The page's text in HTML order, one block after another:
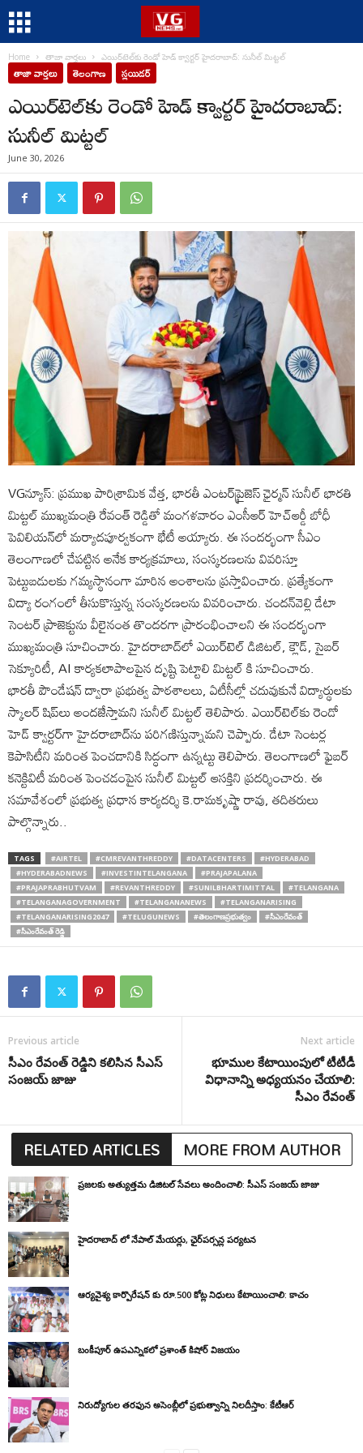
Home తాజా వార్తలు ఎయిర్‌టెల్‌కు రెండో హెడ్ క్వార్టర్‌ హైద‌రాబాద్‌: సునీల్ మిట్టల్
తాజా వార్తలు తెలంగాణ స్లయిడర్
ఎయిర్‌టెల్‌కు రెండో హెడ్ క్వార్టర్‌ హైద‌రాబాద్‌:
సునీల్ మిట్టల్
June 30, 2026
VGన్యూస్: ప్రముఖ పారిశ్రామిక వేత్త, భారతీ ఎంటర్‌ప్రైజెస్ ఛైర్మన్ సునీల్ భారతి
మిట్టల్ ముఖ్యమంత్రి రేవంత్ రెడ్డితో మంగళవారం ఎంసీఆర్ హెచ్‌ఆర్డీ బోధీ
పెవిలియ‌న్‌లో మర్యాదపూర్వకంగా భేటీ అయ్యారు. ఈ సందర్భంగా సీఎం
తెలంగాణలో చేపట్టిన అనేక కార్యక్రమాలు, సంస్కరణలను వివరిస్తూ
పెట్టుబడులకు గమ్యస్థానంగా మారిన అంశాలను ప్రస్తావించారు. ప్రత్యేకంగా
విద్యా రంగంలో తీసుకొస్తున్న సంస్కరణలను వివరించారు. చందన్‌వెల్లి డేటా
సెంటర్ ప్రాజెక్టును వీలైనంత తొందరగా ప్రారంభించాలని ఈ సందర్భంగా
ముఖ్యమంత్రి సూచించారు. హైదరాబాద్‌లో ఎయిర్‌టెల్ డిజిటల్, క్లౌడ్, సైబర్
సెక్యూరిటీ, AI కార్యకలాపాలపైన దృష్టి పెట్టాలి మిట్టల్ కి సూచించారు.
భార‌తీ పౌండేష‌న్ ద్వారా ప్రభుత్వ పాఠ‌శాల‌లు, ఏటీసీల్లో చ‌దువుకునే విద్యార్థుల‌కు
స్కాల‌ర్ షిప్‌లు అందజేస్తామ‌ని సునీల్ మిట్టల్ తెలిపారు. ఎయిర్‌టెల్‌కు రెండో
హెడ్ క్వార్టర్‌గా హైద‌రాబాద్‌ను పరిగణిస్తున్నామని చెప్పారు. డేటా సెంట‌ర్ల
కెపాసిటీని మ‌రింత పెంచ‌డానికి సిద్ధంగా ఉన్నట్టు తెలిపారు. తెలంగాణలో ఫైబ‌ర్
క‌నెక్టివిటీ మ‌రింత పెంచ‌డంపైన సునీల్ మిట్టల్ ఆస‌క్తిని ప్రదర్శించారు. ఈ
సమావేశంలో ప్రభుత్వ ప్రధాన కార్యదర్శి కె.రామకృష్ణా రావు, తదితరులు
పాల్గొన్నారు..
TAGS #AIRTEL #CMREVANTHREDDY #DATACENTERS
#HYDERABAD
#HYDERABADNEWS
#INVESTINTELANGANA
#PRAJAPALANA
#PRAJAPRABHUTVAM
#REVANTHREDDY #SUNILBHARTIMITTAL
#TELANGANA
#TELANGANAGOVERNMENT
#TELANGANANEWS
#TELANGANARISING
#TELANGANARISING2047
#TELUGUNEWS #తెలంగాణప్రభుత్వం
#సీఎంరేవంత్
#సీఎంరేవంత్ రెడ్డి
Previous article
సీఎం రేవంత్ రెడ్డిని కలిసిన సీఎస్
సంజయ్ జాజు
Next article
భూముల కేటాయింపులో టీటీడీ
విధానాన్ని అధ్యయనం చేయాలి:
సీఎం రేవంత్
RELATED ARTICLES MORE FROM AUTHOR
ప్రజలకు అత్యుత్తమ డిజిటల్ సేవలు అందించాలి: సీఎస్ సంజయ్ జాజు
హైదరాబాద్ లో నేపాల్ మేయర్లు, ఛైర్‌పర్సన్ల పర్యటన
ఆర్యవైశ్య కార్పొరేషన్ కు రూ.500 కోట్ల నిధులు కేటాయించాలి: కాచం
బంకీపూర్ ఉపఎన్నికలో ప్రశాంత్ కిషోర్ విజయం
నిరుద్యోగుల తరఫున అసెంబ్లీలో ప్రభుత్వాన్ని నిలదీస్తాం: కేటీఆర్